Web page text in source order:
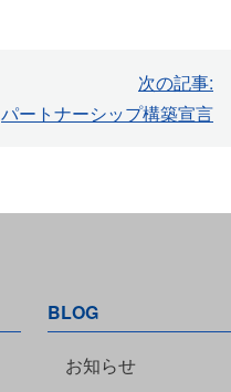
次の記事:
パートナーシップ構築宣言
BLOG
お知らせ